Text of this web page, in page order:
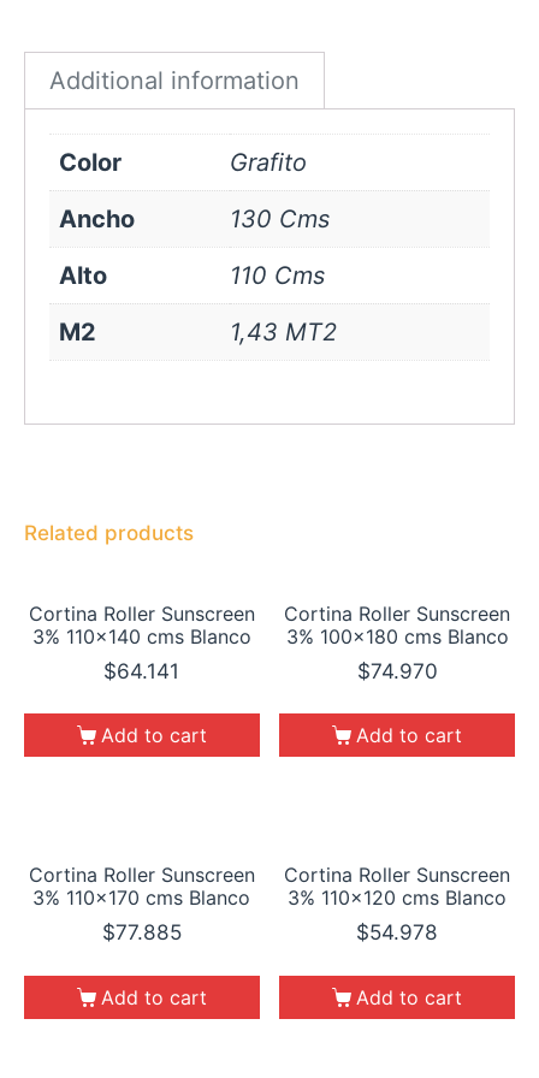
Additional information
Color
Grafito
Ancho
130 Cms
Alto
110 Cms
M2
1,43 MT2
Related products
Cortina Roller Sunscreen
3% 110×140 cms Blanco
$64.141
Add to cart
Cortina Roller Sunscreen
3% 100×180 cms Blanco
$74.970
Add to cart
Cortina Roller Sunscreen
3% 110×170 cms Blanco
$77.885
Add to cart
Cortina Roller Sunscreen
3% 110×120 cms Blanco
$54.978
Add to cart